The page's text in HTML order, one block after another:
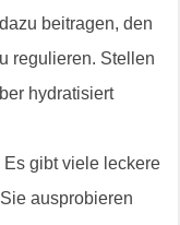
beitragen, den
regulieren. Stellen
hydratisiert
gibt viele leckere
ausprobieren